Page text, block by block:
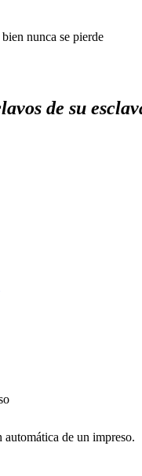
nunca se pierde
de su
de un impreso.